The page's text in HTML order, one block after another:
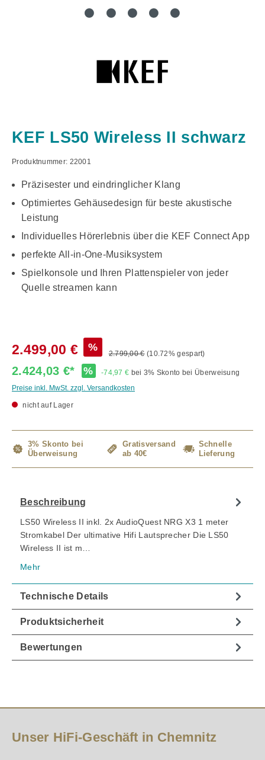
KEF LS50 Wireless II schwarz
Produktnummer: 22001
Präzisester und eindringlicher Klang
Optimiertes Gehäusedesign für beste akustische
Leistung
Individuelles Hörerlebnis über die KEF Connect App
perfekte All-in-One-Musiksystem
Spielkonsole und Ihren Plattenspieler von jeder
Quelle streamen kann
2.499,00 € %
2.799,00 € (10.72% gespart)
2.424,03 €* % -74,97 € bei 3% Skonto bei Überweisung
Preise inkl. MwSt. zzgl. Versandkosten
nicht auf Lager
3% Skonto bei
Überweisung
Gratisversand
ab 40€
Schnelle
Lieferung
Beschreibung
LS50 Wireless II inkl. 2x AudioQuest NRG X3 1 meter
Stromkabel Der ultimative Hifi Lautsprecher Die LS50
Wireless II ist m…
Mehr
Technische Details
Produktsicherheit
Bewertungen
Unser HiFi-Geschäft in Chemnitz